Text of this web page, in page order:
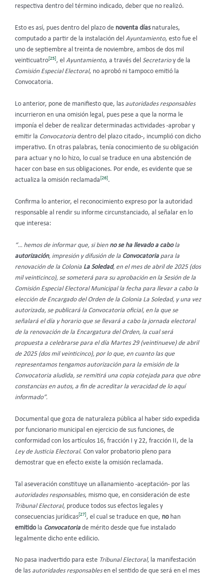
respectiva dentro del término indicado, deber que no realizó.
Esto es así, pues dentro del plazo de noventa díasnaturales,
computado a partir de la instalación del Ayuntamiento, esto fue el
uno de septiembre al treinta de noviembre, ambos de dos mil
veinticuatro[25], el Ayuntamiento, a través del Secretarioy de la
Comisión Especial Electoral, no aprobó ni tampoco emitió la
Convocatoria.
Lo anterior, pone de manifiesto que, las autoridades responsables
incurrieron en una omisión legal, pues pese a que la norma le
imponía el deber de realizar determinadas actividades -aprobar y
emitir la Convocatoria dentro del plazo citado-, incumplió con dicho
imperativo. En otras palabras, tenía conocimiento de su obligación
para actuar y no lo hizo, lo cual se traduce en una abstención de
hacer con base en sus obligaciones. Por ende, es evidente que se
actualiza la omisión reclamada[26].
Confirma lo anterior, el reconocimiento expreso por la autoridad
responsable al rendir su informe circunstanciado, al señalar en lo
que interesa:
“… hemos de informar que, si bien no se ha llevado a cabola
autorización, impresión y difusión de la Convocatoriapara la
renovación de la Colonia La Soledad, en el mes de abril de 2025 (dos
mil veinticinco), se someterá para su aprobación en la Sesión de la
Comisión Especial Electoral Municipal la fecha para llevar a cabo la
elección de Encargado del Orden de la Colonia La Soledad, y una vez
autorizada, se publicará la Convocatoria oficial, en la que se
señalará el día y horario que se llevará a cabo la jornada electoral
de la renovación de la Encargatura del Orden, la cual será
propuesta a celebrarse para el día Martes 29 (veintinueve) de abril
de 2025 (dos mil veinticinco), por lo que, en cuanto las que
representamos tengamos autorización para la emisión de la
Convocatoria aludida, se remitirá una copia cotejada para que obre
constancias en autos, a fin de acreditar la veracidad de lo aquí
informado”.
Documental que goza de naturaleza pública al haber sido expedida
por funcionario municipal en ejercicio de sus funciones, de
conformidad con los artículos 16, fracción I y 22, fracción II, de la
Ley de Justicia Electoral. Con valor probatorio pleno para
demostrar que en efecto existe la omisión reclamada.
Tal aseveración constituye un allanamiento -aceptación- por las
autoridades responsables, mismo que, en consideración de este
Tribunal Electoral, produce todos sus efectos legales y
consecuencias jurídicas [27] , el cual se traduce en que, nohan
emitidola Convocatoriade mérito desde que fue instalado
legalmente dicho ente edilicio.
No pasa inadvertido para este Tribunal Electoral, la manifestación
de las autoridades responsablesen el sentido de que será en el mes